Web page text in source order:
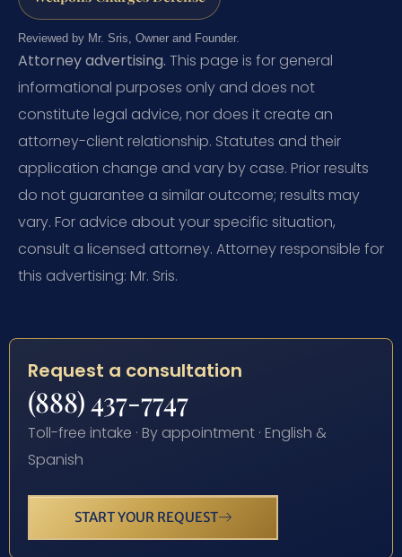
Reviewed by Mr. Sris, Owner and Founder.
Attorney advertising. This page is for general
informational purposes only and does not
constitute legal advice, nor does it create an
attorney-client relationship. Statutes and their
application change and vary by case. Prior results
do not guarantee a similar outcome; results may
vary. For advice about your specific situation,
consult a licensed attorney. Attorney responsible for
this advertising: Mr. Sris.
Request a consultation
(888) 437-7747
Toll-free intake · By appointment · English &
Spanish
START YOUR REQUEST